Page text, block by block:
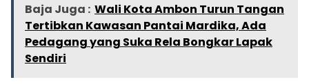
Baja Juga : Wali Kota Ambon Turun Tangan
Tertibkan Kawasan Pantai Mardika, Ada
Pedagang yang Suka Rela Bongkar Lapak
Sendiri